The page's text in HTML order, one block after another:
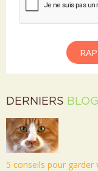
DERNIERS
5 conseils pour